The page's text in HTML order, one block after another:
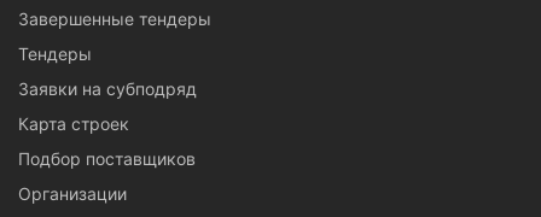
Завершенные тендеры
Тендеры
Заявки на субподряд
Карта строек
Подбор поставщиков
Организации